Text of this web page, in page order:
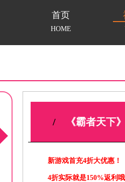
首页
HOME
/ 《霸者天下
新游戏首充4折大优惠！
4折实际就是150%返利